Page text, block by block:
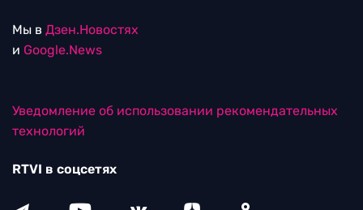
Мы в Дзен.Новостях
и Google.News
Уведомление об использовании рекомендательных
технологий
RTVI в соцсетях